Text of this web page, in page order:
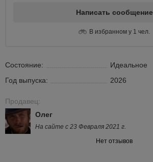
Написать сообщение
В избранном у 1 чел.
Состояние:
Идеальное
Год выпуска:
2026
Продавец:
Олег
На сайте с 23 Февраля 2021 г.
Нет отзывов